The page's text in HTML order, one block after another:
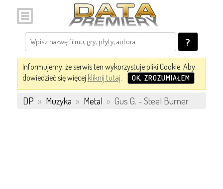
?
Informujemy, że serwis ten wykorzystuje pliki Cookie. Aby
dowiedzieć się więcej kliknij tutaj. OK, ZROZUMIAŁEM
DP » Muzyka » Metal » Gus G. - Steel Burner